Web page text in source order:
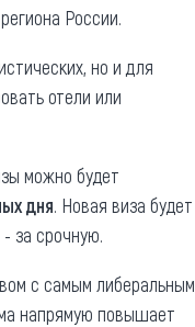
России.
но и для
отели или
можно будет
дня. Новая виза будет
за срочную.
с самым либеральным
напрямую повышает